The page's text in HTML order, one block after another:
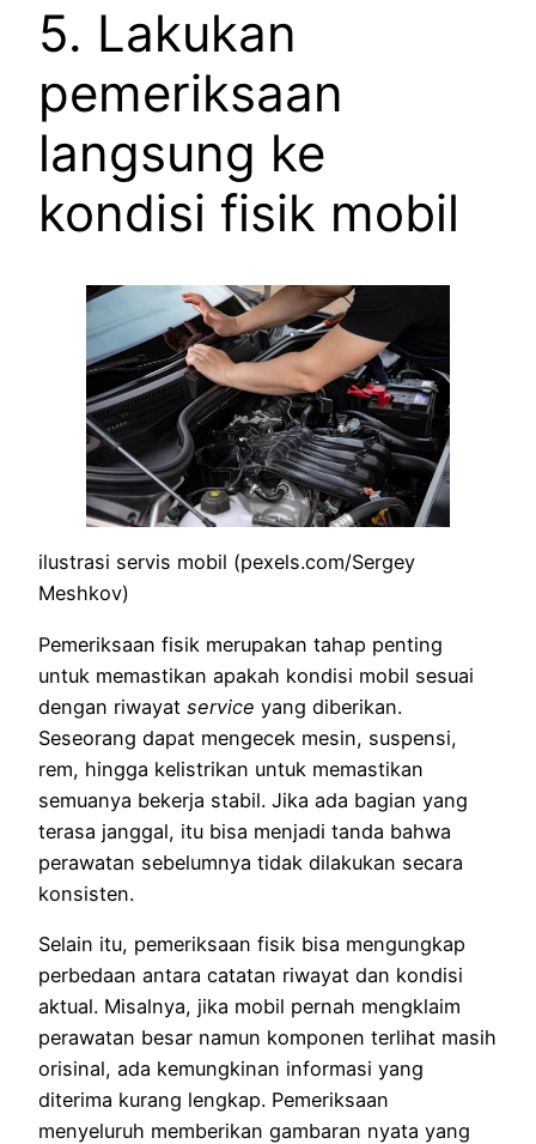
5. Lakukan
pemeriksaan
langsung ke
kondisi fisik mobil
ilustrasi servis mobil (pexels.com/Sergey
Meshkov)
Pemeriksaan fisik merupakan tahap penting
untuk memastikan apakah kondisi mobil sesuai
dengan riwayat service yang diberikan.
Seseorang dapat mengecek mesin, suspensi,
rem, hingga kelistrikan untuk memastikan
semuanya bekerja stabil. Jika ada bagian yang
terasa janggal, itu bisa menjadi tanda bahwa
perawatan sebelumnya tidak dilakukan secara
konsisten.
Selain itu, pemeriksaan fisik bisa mengungkap
perbedaan antara catatan riwayat dan kondisi
aktual. Misalnya, jika mobil pernah mengklaim
perawatan besar namun komponen terlihat masih
orisinal, ada kemungkinan informasi yang
diterima kurang lengkap. Pemeriksaan
menyeluruh memberikan gambaran nyata yang